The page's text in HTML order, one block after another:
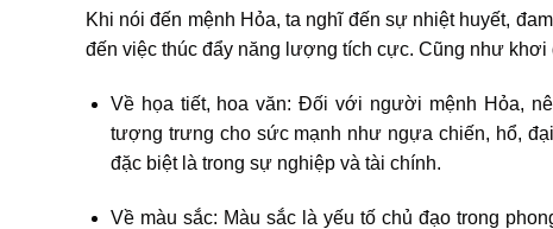
Khi nói đến mệnh Hỏa, ta nghĩ đến sự nhiệt huyết,
đến việc thúc đẩy năng lượng tích cực. Cũng như
Về họa tiết, hoa văn: Đối với người mệnh Hỏa,
tượng trưng cho sức mạnh như ngựa chiến, hổ,
đặc biệt là trong sự nghiệp và tài chính.
Về màu sắc: Màu sắc là yếu tố chủ đạo trong